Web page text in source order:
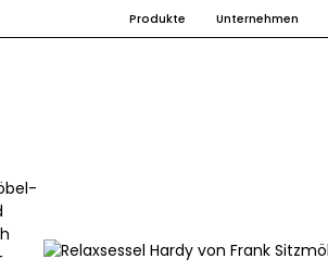
Produkte Unternehmen